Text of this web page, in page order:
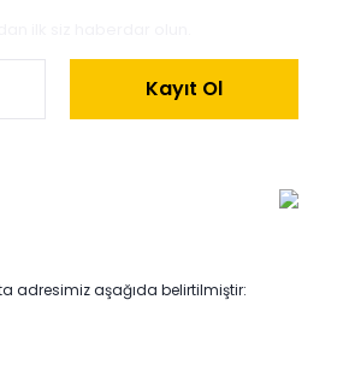
Kayıt Ol
adresimiz aşağıda belirtilmiştir: